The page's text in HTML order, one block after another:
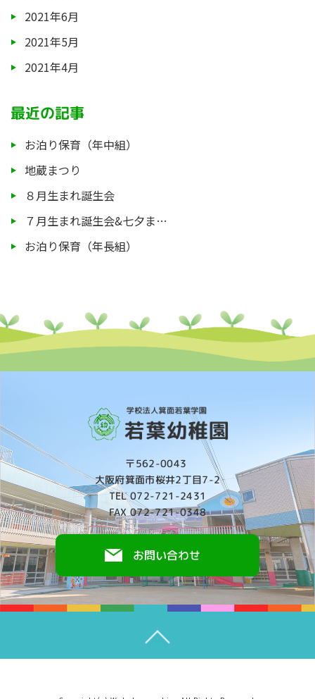
2021年6月
2021年5月
2021年4月
最近の記事
お泊り保育（年中組）
地蔵まつり
８月生まれ誕生会
７月生まれ誕生会&七夕ま…
お泊り保育（年長組）
〒562-0043
大阪府箕面市桜井2丁目7-2
TEL 072-721-2431
FAX 072-721-0348
お問い合わせ